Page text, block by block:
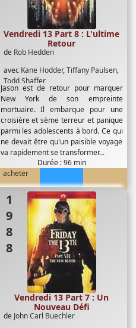
de Rob Hedden
avec Kane Hodder,Tiffany Paulsen,
Todd Shaffer
Vendredi 13 Part 8 : L'ultime
Retour
Jason est de retour pour marquer
New York de son empreinte
mortuaire. Il embarque pour une
croisière et sème terreur et panique
parmi les adolescents à bord. Ce qui
ne devait être qu'un paisible voyage
va rapidement se transformer...
Durée : 96 min
acheter
1988
de John Carl Buechler
Vendredi 13 Part 7 : Un
Nouveau Défi